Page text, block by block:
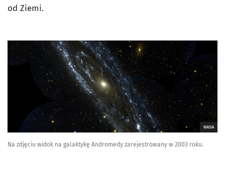
od Ziemi.
NASA
Na zdjęciu widok na galaktykę Andromedy zarejestrowany w 2003 roku.